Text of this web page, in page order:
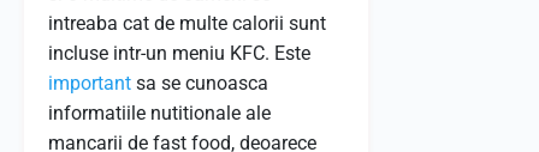
intreaba cat de multe calorii sunt
incluse intr-un meniu KFC. Este
important sa se cunoasca
informatiile nutitionale ale
mancarii de fast food, deoarece